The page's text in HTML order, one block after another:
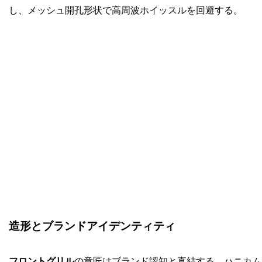
し、メッシュ開孔形状で高周波ホイッスルを回避する。
造形とブランドアイデンティティ